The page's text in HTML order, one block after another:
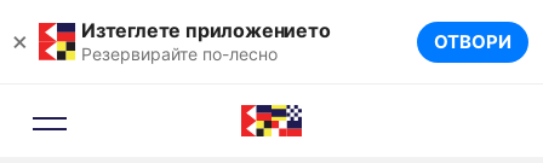
× Изтеглете приложението
Резервирайте по-лесно ОТВОРИ